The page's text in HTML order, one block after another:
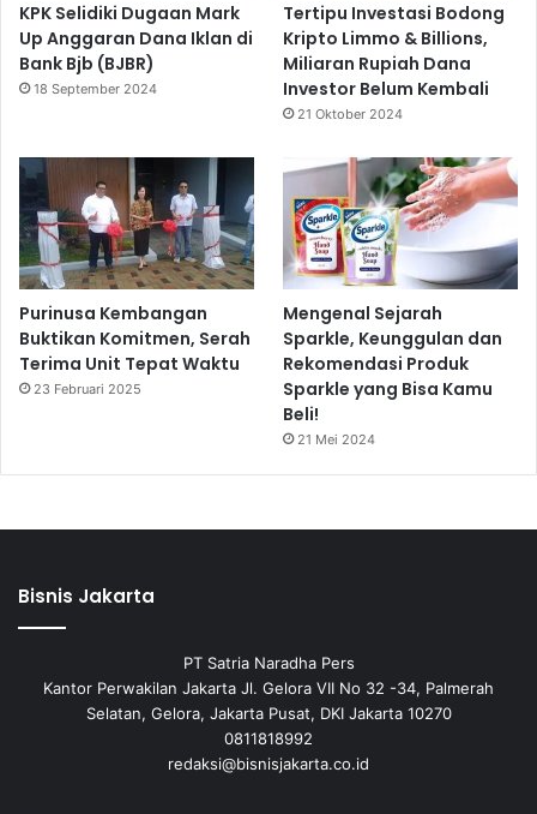
KPK Selidiki Dugaan Mark
Up Anggaran Dana Iklan di
Bank Bjb (BJBR)
18 September 2024
Tertipu Investasi Bodong
Kripto Limmo & Billions,
Miliaran Rupiah Dana
Investor Belum Kembali
21 Oktober 2024
Purinusa Kembangan
Buktikan Komitmen, Serah
Terima Unit Tepat Waktu
23 Februari 2025
Mengenal Sejarah
Sparkle, Keunggulan dan
Rekomendasi Produk
Sparkle yang Bisa Kamu
Beli!
21 Mei 2024
Bisnis Jakarta
PT Satria Naradha Pers
Kantor Perwakilan Jakarta Jl. Gelora VII No 32 -34, Palmerah
Selatan, Gelora, Jakarta Pusat, DKI Jakarta 10270
0811818992
redaksi@bisnisjakarta.co.id